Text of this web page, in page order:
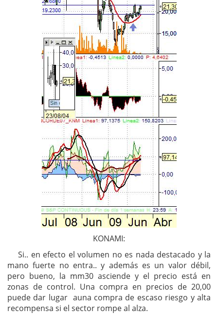
KONAMI:
Si.. en efecto el volumen no es nada destacado y la
mano fuerte no entra.. y además es un valor débil,
pero bueno, la mm30 asciende y el precio está en
zonas de control. Una compra en precios de 20,00
puede dar lugar auna compra de escaso riesgo y alta
recompensa si el sector rompe al alza.